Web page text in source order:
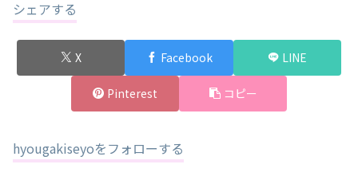
シェアする
X Facebook LINE
Pinterest コピー
hyougakiseyoをフォローする